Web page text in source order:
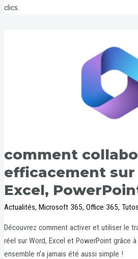
clics.
comment
efficacement sur
Excel,
Actualités,Microsoft 365,Office 365,Tutos
Découvrez comment activer et utiliser le
réel sur Word, Excel et PowerPoint grâce
ensemble n’a jamais été aussi simple !